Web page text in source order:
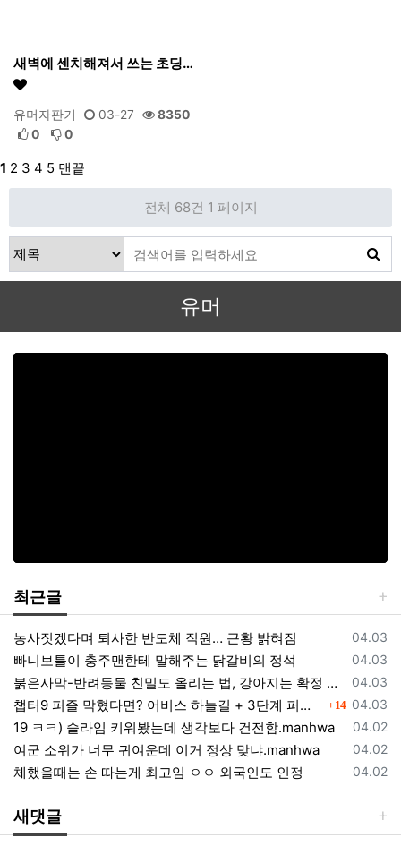
새벽에 센치해져서 쓰는 초딩…
유머자판기 03-27
8350
0
0
1 2 3 4 5 맨끝
전체 68건 1 페이지
유머
최근글
등록일
04.03
농사짓겠다며 퇴사한 반도체 직원… 근황 밝혀짐
등록일
04.03
빠니보틀이 충주맨한테 말해주는 닭갈비의 정석
등록일
04.03
붉은사막-반려동물 친밀도 올리는 법, 강아지는 확정 고양이는 조건 확인
등록일
04.03
챕터9 퍼즐 막혔다면? 어비스 하늘길 + 3단계 퍼즐 공략 순서 정리 (길찾기 포함) 댓글
14
등록일
04.02
19 ㅋㅋ) 슬라임 키워봤는데 생각보다 건전함.manhwa
등록일
04.02
여군 소위가 너무 귀여운데 이거 정상 맞냐.manhwa
등록일
04.02
체했을때는 손 따는게 최고임 ㅇㅇ 외국인도 인정
새댓글